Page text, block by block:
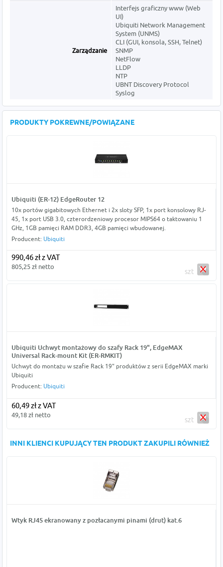
Zarządzanie
Interfejs graficzny www (Web
UI)
Ubiquiti Network Management
System (UNMS)
CLI (GUI, konsola, SSH, Telnet)
SNMP
NetFlow
LLDP
NTP
UBNT Discovery Protocol
Syslog
PRODUKTY POKREWNE/POWIĄZANE
Ubiquiti (ER-12) EdgeRouter 12
10x portów gigabitowych Ethernet i 2x sloty SFP, 1x port konsolowy RJ-
45, 1x port USB 3.0, czterordzeniowy procesor MIPS64 o taktowaniu 1
GHz, 1GB pamięci RAM DDR3, 4GB pamięci wbudowanej.
Producent: Ubiquiti
990,46 zł z VAT
805,25 zł netto
szt
Ubiquiti Uchwyt montażowy do szafy Rack 19", EdgeMAX
Universal Rack-mount Kit (ER-RMKIT)
Uchwyt do montażu w szafie Rack 19" produktów z serii EdgeMAX marki
Ubiquiti
Producent: Ubiquiti
60,49 zł z VAT
49,18 zł netto
szt
INNI KLIENCI KUPUJĄCY TEN PRODUKT ZAKUPILI RÓWNIEŻ
Wtyk RJ45 ekranowany z pozłacanymi pinami (drut) kat.6